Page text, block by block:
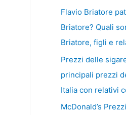
Flavio Briatore
Briatore? Quali
Briatore, figli e
Prezzi delle
principali prezzi
Italia con relativi
McDonald’s